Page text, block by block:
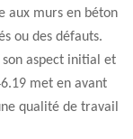
aux murs en béton
ou des défauts.
aspect initial et
met en avant
qualité de travail